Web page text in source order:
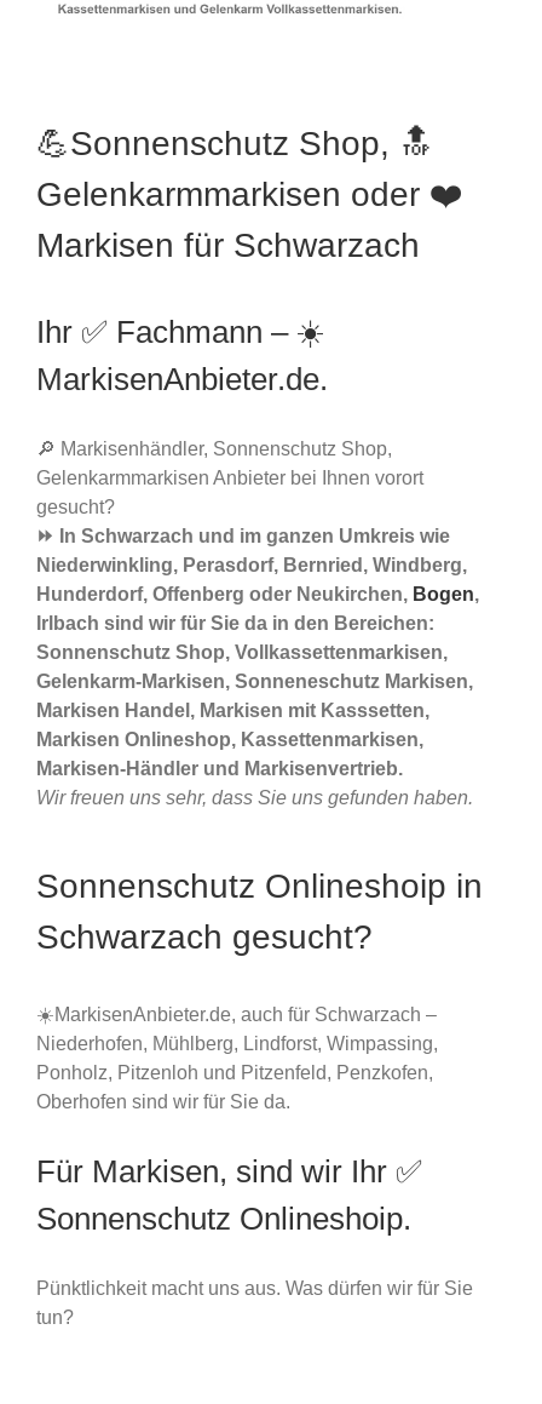
💪Sonnenschutz Shop, 🔝
Gelenkarmmarkisen oder ❤️
Markisen für Schwarzach
Ihr ✅ Fachmann – ☀️
MarkisenAnbieter.de.
🔎 Markisenhändler, Sonnenschutz Shop,
Gelenkarmmarkisen Anbieter bei Ihnen vorort
gesucht?
⏩ In Schwarzach und im ganzen Umkreis wie
Niederwinkling, Perasdorf, Bernried, Windberg,
Hunderdorf, Offenberg oder Neukirchen, Bogen,
Irlbach sind wir für Sie da in den Bereichen:
Sonnenschutz Shop, Vollkassettenmarkisen,
Gelenkarm-Markisen, Sonneneschutz Markisen,
Markisen Handel, Markisen mit Kasssetten,
Markisen Onlineshop, Kassettenmarkisen,
Markisen-Händler und Markisenvertrieb.
Wir freuen uns sehr, dass Sie uns gefunden haben.
Sonnenschutz Onlineshoip in
Schwarzach gesucht?
☀️MarkisenAnbieter.de, auch für Schwarzach –
Niederhofen, Mühlberg, Lindforst, Wimpassing,
Ponholz, Pitzenloh und Pitzenfeld, Penzkofen,
Oberhofen sind wir für Sie da.
Für Markisen, sind wir Ihr ✅
Sonnenschutz Onlineshoip.
Pünktlichkeit macht uns aus. Was dürfen wir für Sie
tun?